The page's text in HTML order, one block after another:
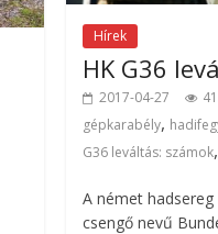
Hírek
HK G36
2017-04-27
gépkarabély,
G36 leváltás: számok,
A német
csengő nevű